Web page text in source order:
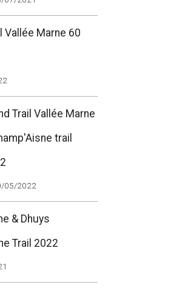
Vallée Marne 60
Trail Vallée Marne
trail
05/2022
& Dhuys
Trail 2022